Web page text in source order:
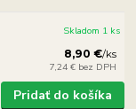
8,90 €/ks
7,24 € bez DPH
Skladom 1 ks
Pridať do košíka